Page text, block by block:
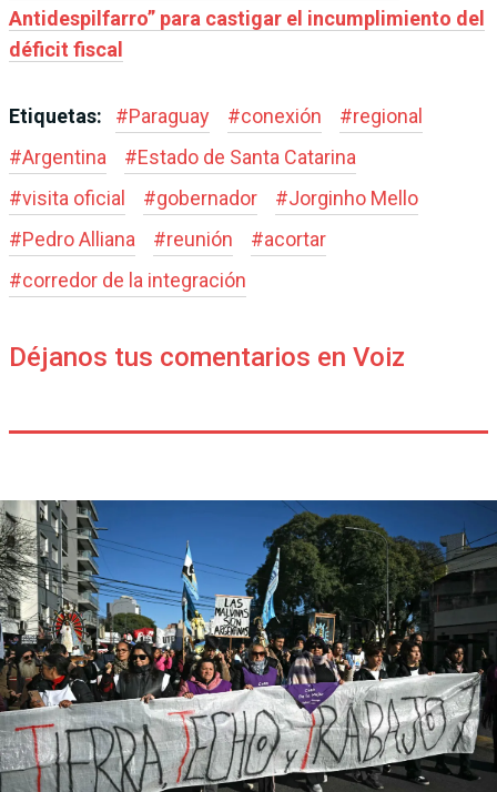
Antidespilfarro” para castigar el incumplimiento del
déficit fiscal
Etiquetas: #Paraguay #conexión #regional
#Argentina #Estado de Santa Catarina
#visita oficial #gobernador #Jorginho Mello
#Pedro Alliana #reunión #acortar
#corredor de la integración
Déjanos tus comentarios en Voiz